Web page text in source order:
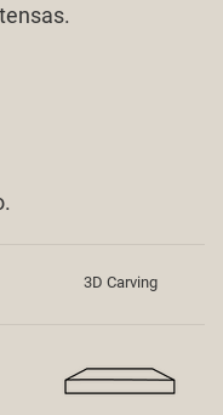
3D Carving